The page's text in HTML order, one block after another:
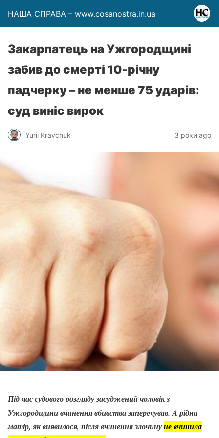
НАША СПРАВА – www.cosanostra.in.ua
Закарпатець на Ужгородщині
забив до смерті 10-річну
падчерку – не менше 75 ударів:
суд виніс вирок
Yurii Kravchuk 3 роки ago
Під час судового розгляду засуджений чоловік з
Ужгородщини вчинення вбивства заперечував. А рідна
матір, як виявилося, після вчинення злочинуне вчинила